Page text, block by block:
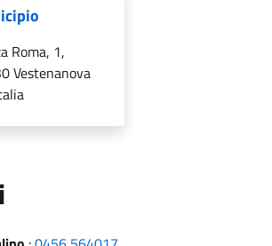
Roma, 1,
Vestenanova